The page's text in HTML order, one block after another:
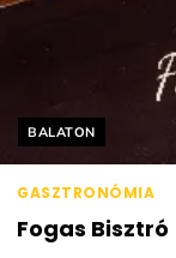
Helyszín címkék:
BALATON
GASZTRONÓMIA
Fogas Bisztró